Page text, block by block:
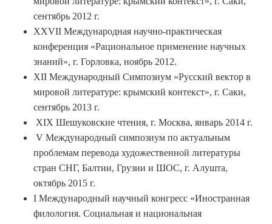
сентябрь 2012 г.
XXVII Международная научно-практическая
конференция «Рациональное применение научных
знаний», г. Горловка, ноябрь 2012.
ХII Международный Симпозиум «Русский вектор в
мировой литературе: крымский контекст», г. Саки,
сентябрь 2013 г.
XIX Шешуковские чтения, г. Москва, январь 2014 г.
V Международный симпозиум по актуальным
проблемам перевода художественной литературы
стран СНГ, Балтии, Грузии и ШОС, г. Алушта,
октябрь 2015 г.
I Международный научный конгресс «Иностранная
филология. Социальная и национальная